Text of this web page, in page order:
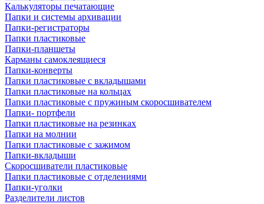
Калькуляторы печатающие
Папки и системы архивации
Папки-регистраторы
Папки пластиковые
Папки-планшеты
Карманы самоклеящиеся
Папки-конверты
Папки пластиковые с вкладышами
Папки пластиковые на кольцах
Папки пластиковые с пружиным скоросшивателем
Папки- портфели
Папки пластиковые на резинках
Папки на молнии
Папки пластиковые с зажимом
Папки-вкладыши
Скоросшиватели пластиковые
Папки пластиковые с отделениями
Папки-уголки
Разделители листов